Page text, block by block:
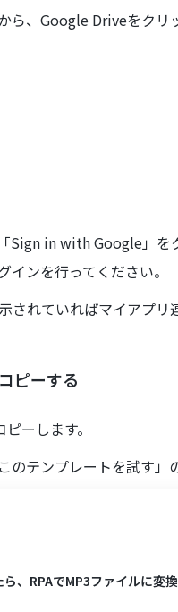
ら、Google Driveをクリ
Sign in with Google」を
ンを行ってください。
されていればマイアプリ
ピーする
ーします。
のテンプレートを試す」
、RPAでMP3ファイルに